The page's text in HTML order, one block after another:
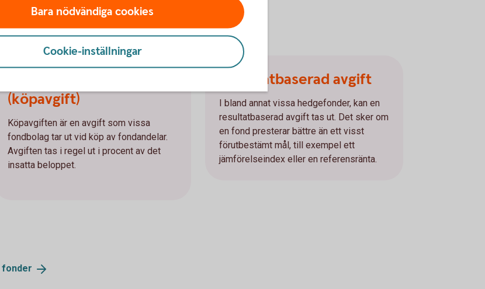
(köpavgift)
Köpavgiften är en avgift som vissa
fondbolag tar ut vid köp av fondandelar.
Avgiften tas i regel ut i procent av det
insatta beloppet.
Resultatbaserad avgift
I bland annat vissa hedgefonder, kan en
resultatbaserad avgift tas ut. Det sker om
en fond presterar bättre än ett visst
förutbestämt mål, till exempel ett
jämförelseindex eller en referensränta.
fonder
Bara nödvändiga cookies
Cookie-inställningar